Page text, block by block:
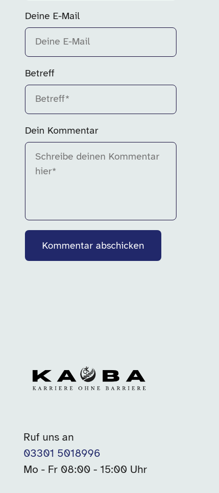
Deine E-Mail
Betreff
Dein Kommentar
Kommentar abschicken
Ruf uns an
03301 5018996
Mo - Fr 08:00 - 15:00 Uhr